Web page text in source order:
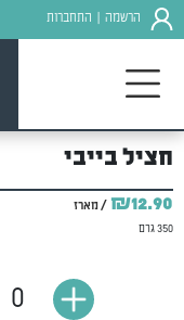
הרשמה התחברות
חציל בייבי
₪12.90 / מארז
350 גרם
0